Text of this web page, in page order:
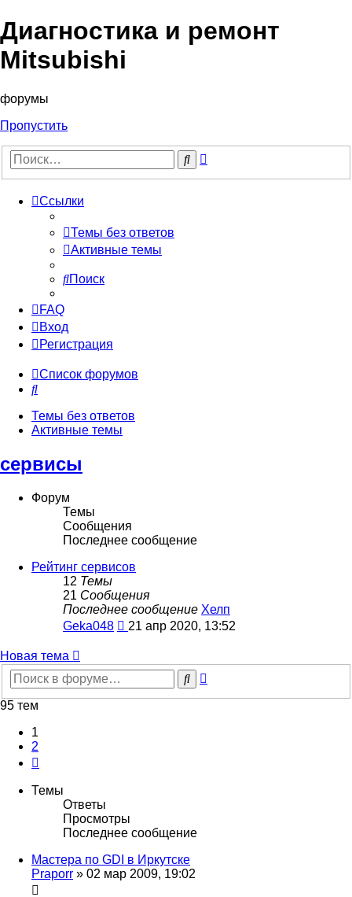
Диагностика и ремонт
Mitsubishi
форумы
Пропустить
Поиск
Ссылки
Темы без ответов
Активные темы
Поиск
FAQ
Вход
Регистрация
Список форумов
Поиск
Темы без ответов
Активные темы
сервисы
Форум
Темы
Сообщения
Последнее сообщение
Рейтинг сервисов
12 Темы
21 Сообщения
Последнее сообщение Хелп
Geka048
Перейти
сообщению
21 апр 2020, 13:52
Новая тема
Поиск
95 тем
1
2
Темы
Ответы
Просмотры
Последнее сообщение
Мастера по GDI в Иркутске
Praporr » 02 мар 2009, 19:02